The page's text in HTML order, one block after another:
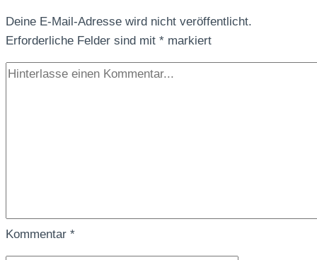
werden
sie
lecker,
gesund
Deine E-Mail-Adresse wird nicht veröffentlicht.
Erforderliche Felder sind mit * markiert
Kommentar *